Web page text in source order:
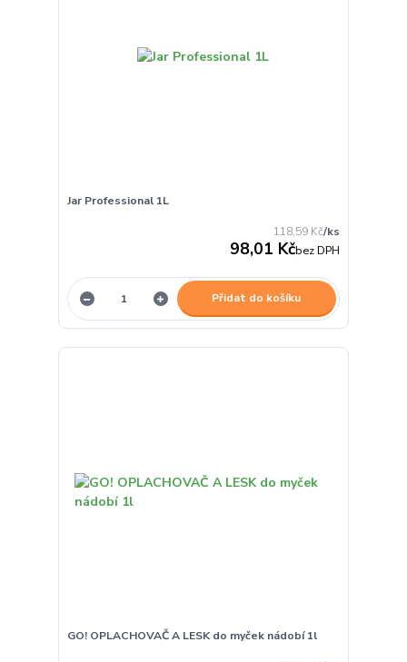
Jar Professional 1L
118,59 Kč/ks
98,01 Kčbez DPH
Přidat do košíku
GO! OPLACHOVAČ A LESK do myček nádobí 1l